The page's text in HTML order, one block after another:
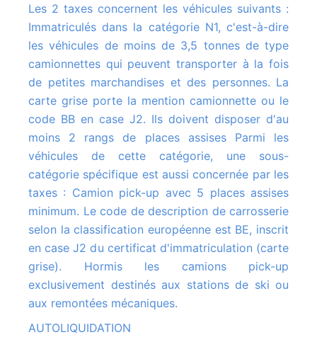
Les 2 taxes concernent les véhicules suivants :
Immatriculés dans la catégorie N1, c'est-à-dire
les véhicules de moins de 3,5 tonnes de type
camionnettes qui peuvent transporter à la fois
de petites marchandises et des personnes. La
carte grise porte la mention camionnette ou le
code BB en case J2. Ils doivent disposer d'au
moins 2 rangs de places assises Parmi les
véhicules de cette catégorie, une sous-
catégorie spécifique est aussi concernée par les
taxes : Camion pick-up avec 5 places assises
minimum. Le code de description de carrosserie
selon la classification européenne est BE, inscrit
en case J2 du certificat d'immatriculation (carte
grise). Hormis les camions pick-up
exclusivement destinés aux stations de ski ou
aux remontées mécaniques.
AUTOLIQUIDATION